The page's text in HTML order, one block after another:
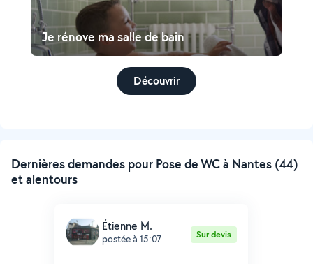
Je rénove ma salle de bain
Découvrir
Dernières demandes pour Pose de WC à Nantes (44)
et alentours
Étienne M.
postée à 15:07 Sur devis